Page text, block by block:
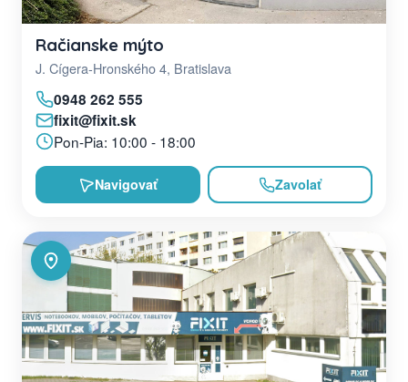
Račianske mýto
J. Cígera-Hronského 4, Bratislava
0948 262 555
fixit@fixit.sk
Pon-Pia: 10:00 - 18:00
Navigovať Zavolať